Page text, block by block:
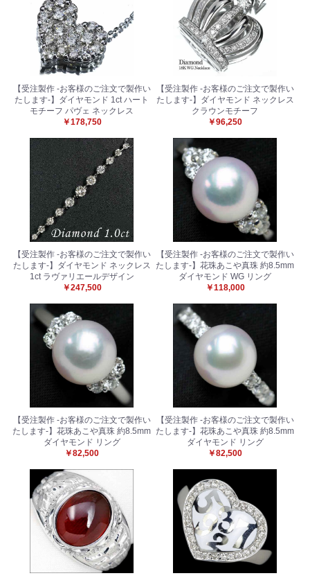
【受注製作 -お客様のご注文で製作い
たします-】ダイヤモンド 1ct ハート
モチーフ パヴェ ネックレス
￥178,750
【受注製作 -お客様のご注文で製作い
たします-】ダイヤモンド ネックレス
クラウンモチーフ
￥96,250
【受注製作 -お客様のご注文で製作い
たします-】ダイヤモンド ネックレス
1ct ラヴァリエールデザイン
￥247,500
【受注製作 -お客様のご注文で製作い
たします-】花珠あこや真珠 約8.5mm
ダイヤモンド WG リング
￥118,000
【受注製作 -お客様のご注文で製作い
たします-】花珠あこや真珠 約8.5mm
ダイヤモンド リング
￥82,500
【受注製作 -お客様のご注文で製作い
たします-】花珠あこや真珠 約8.5mm
ダイヤモンド リング
￥82,500